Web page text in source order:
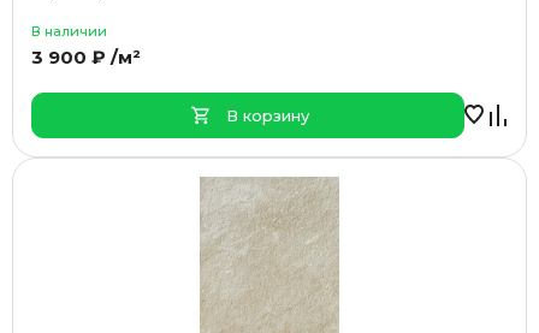
В наличии
3 900 ₽ /м²
В корзину